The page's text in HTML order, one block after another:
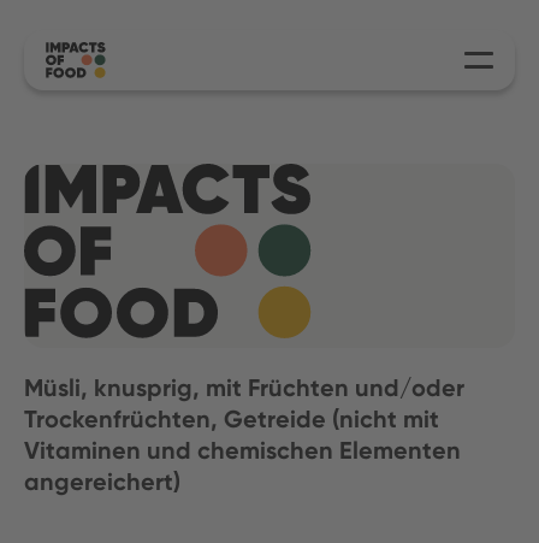
Müsli, knusprig, mit Früchten und/oder
Trockenfrüchten, Getreide (nicht mit
Vitaminen und chemischen Elementen
angereichert)